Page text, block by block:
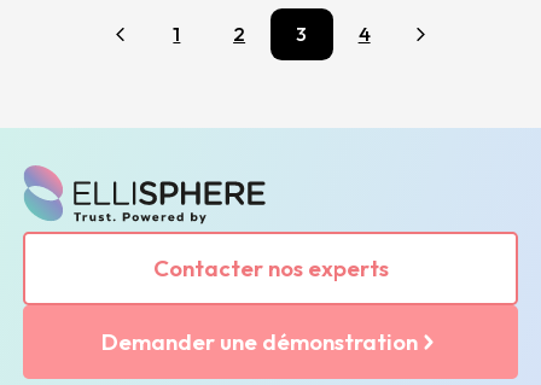
Précédent
1 2 3 4 Suivant
Contacter nos experts
Demander une démonstration